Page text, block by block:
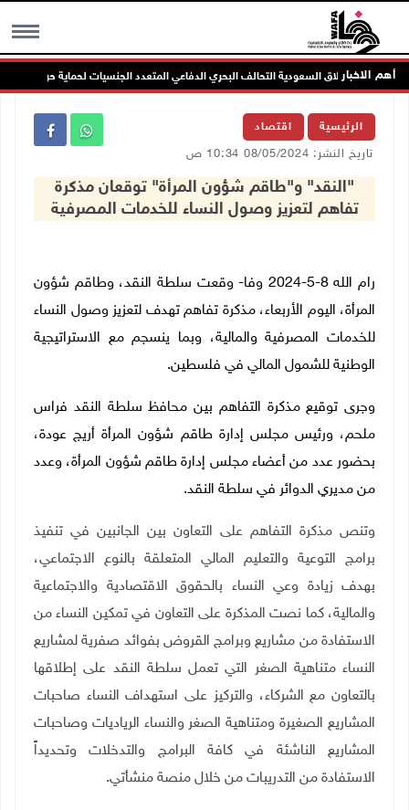
MENU أهم الاخبار
ترحب بإطلاق السعودية التحالف البحري الدفاعي المتعدد الجنسيات لحماية حرية الملاحة
الرئيسية اقتصاد
تاريخ النشر: 08/05/2024 10:34 ص
"النقد" و"طاقم شؤون المرأة" توقعان مذكرة
تفاهم لتعزيز وصول النساء للخدمات المصرفية
رام الله 8-5-2024 وفا- وقع
ت سلطة النقد، وطاقم شؤون
المرأة، اليوم الأربعاء، مذكرة تفاهم تهدف لتعزيز وصول النساء
للخدمات المصرفية والمالية، وبما ينسجم مع الاستراتيجية
الوطنية للشمول المالي في فلسطين.
وجرى توقيع مذكرة التفاهم بين محافظ سلطة النقد فراس
ملحم، ورئيس مجلس إدارة طاقم شؤون المرأة أريج عودة،
بحضور عدد من أعضاء مجلس إدارة طاقم شؤون المرأة، وعدد
من مديري الدوائر في سلطة النقد.
وتنص مذكرة التفاهم على التعاون بين الجانبين في تنفيذ
برامج التوعية والتعليم المالي المتعلقة بالنوع الاجتماعي،
بهدف زيادة وعي النساء بالحقوق الاقتصادية والاجتماعية
والمالية، كما نصت المذكرة على التعاون في تمكين النساء من
الاستفادة من مشاريع وبرامج القروض بفوائد صفرية لمشاريع
النساء متناهية الصغر التي تعمل سلطة النقد على إطلاقها
بالتعاون مع الشركاء، والتركيز على استهداف النساء صاحبات
المشاريع الصغيرة ومتناهية الصغر والنساء الرياديات وصاحبات
المشاريع الناشئة في كافة البرامج والتدخلات وتحديداً
الاستفادة من التدريبات من خلال منصة منشأتي.